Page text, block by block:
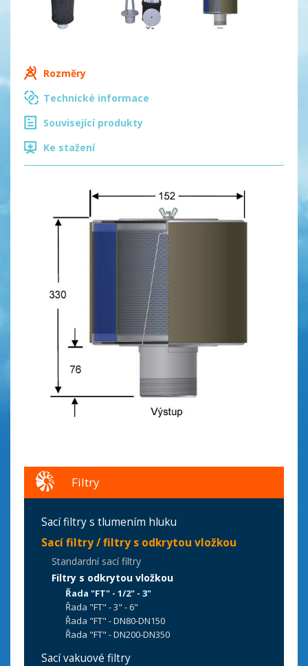
Rozměry
Technické informace
Související produkty
Ke stažení
Filtry
Sací filtry s tlumením hluku
Sací filtry / filtry s odkrytou vložkou
Standardní sací filtry
Filtry s odkrytou vložkou
Řada "FT" - 1/2" - 3"
Řada "FT" - 3" - 6"
Řada "FT" - DN80-DN150
Řada "FT" - DN200-DN350
Sací vakuové filtry